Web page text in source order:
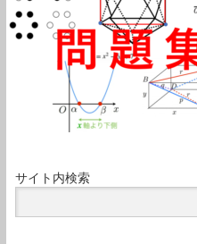
サイト内検索